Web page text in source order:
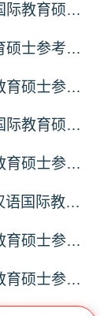
2023年海南热带海洋学院汉语国际教育硕士参考书目
2023年北部湾大学汉语国际教育硕士参考书目
2023年湖南科技大学汉语国际教育硕士参考书目
2023年中南财经政法大学汉语国际教育硕士参考书目
2023年武汉理工大学汉语国际教育硕士参考书目
2023年郑州航空工业管理学院汉语国际教育硕士参考书目
2023年南阳师范学院汉语国际教育硕士参考书目
2023年河南科技学院汉语国际教育硕士参考书目